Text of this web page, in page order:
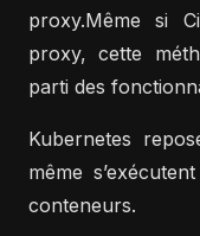
proxy.Même si
proxy, cette
parti des
Kubernetes
même
conteneurs.